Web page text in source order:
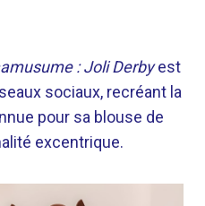
: Joli Derbyest
sociaux, recréant la
pour sa blouse de
excentrique.